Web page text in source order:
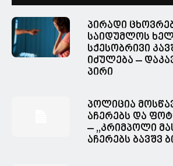
პირადი
საიდუმლოს
სქესობრივი
იძულება –
პირი
პოლიცია
აჩერებს და
– ,,კრიმპოლი
აჩერებს ბავშვ